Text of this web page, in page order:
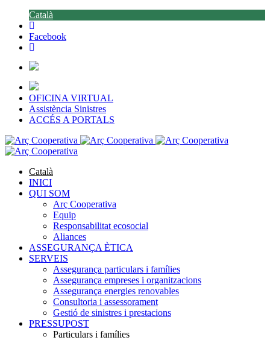
Català
Facebook
OFICINA VIRTUAL
Assistència Sinistres
ACCÉS A PORTALS
Català
INICI
QUI SOM
Arç Cooperativa
Equip
Responsabilitat ecosocial
Aliances
ASSEGURANÇA ÈTICA
SERVEIS
Assegurança particulars i famílies
Assegurança empreses i organitzacions
Assegurança energies renovables
Consultoria i assessorament
Gestió de sinistres i prestacions
PRESSUPOST
Particulars i famílies